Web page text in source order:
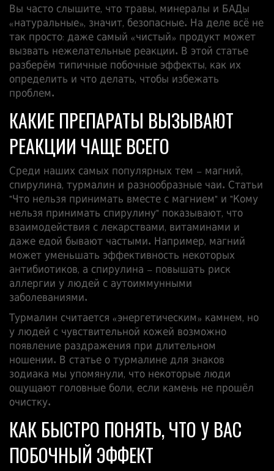
Вы часто слышите, что травы, минералы и БАДы
«натуральные», значит, безопасные. На деле всё не
так просто: даже самый «чистый» продукт может
вызвать нежелательные реакции. В этой статье
разберём типичные побочные эффекты, как их
определить и что делать, чтобы избежать
проблем.
КАКИЕ ПРЕПАРАТЫ ВЫЗЫВАЮТ
РЕАКЦИИ ЧАЩЕ ВСЕГО
Среди наших самых популярных тем – магний,
спирулина, турмалин и разнообразные чаи. Статьи
"Что нельзя принимать вместе с магнием" и "Кому
нельзя принимать спирулину" показывают, что
взаимодействия с лекарствами, витаминами и
даже едой бывают частыми. Например, магний
может уменьшать эффективность некоторых
антибиотиков, а спирулина – повышать риск
аллергии у людей с аутоиммунными
заболеваниями.
Турмалин считается «энергетическим» камнем, но
у людей с чувствительной кожей возможно
появление раздражения при длительном
ношении. В статье о турмалине для знаков
зодиака мы упомянули, что некоторые люди
ощущают головные боли, если камень не прошёл
очистку.
КАК БЫСТРО ПОНЯТЬ, ЧТО У ВАС
ПОБОЧНЫЙ ЭФФЕКТ